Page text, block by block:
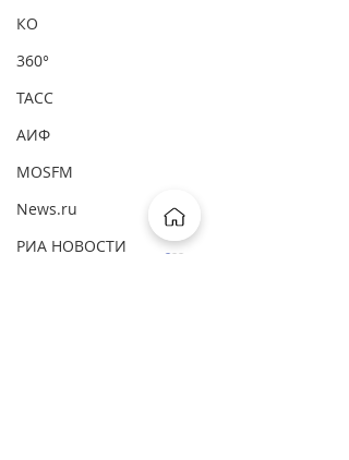
КО
360°
ТАСС
АИФ
MOSFM
News.ru
РИА НОВОСТИ